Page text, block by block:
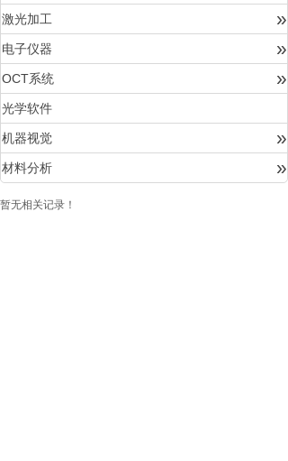
激光加工 »
电子仪器 »
OCT系统 »
光学软件
机器视觉 »
材料分析 »
暂无相关记录！